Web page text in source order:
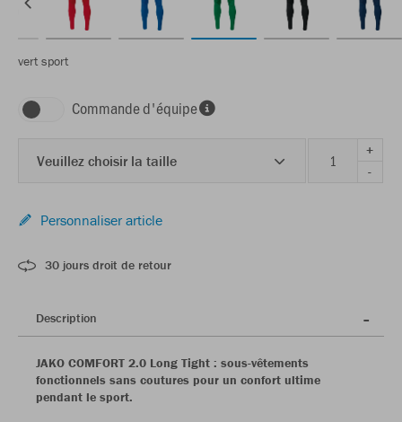
vert sport
Commande d'équipe
Veuillez choisir la taille
+
-
Personnaliser article
30 jours droit de retour
Description
JAKO COMFORT 2.0 Long Tight : sous-vêtements
fonctionnels sans coutures pour un confort ultime
pendant le sport.